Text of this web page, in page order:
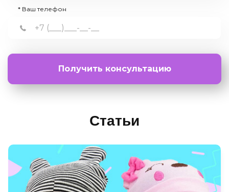
* Ваш телефон
Получить консультацию
Статьи